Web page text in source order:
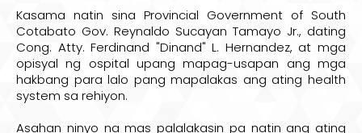
Kasama natin sina Provincial Government of South
Cotabato Gov. Reynaldo Sucayan Tamayo Jr., dating
Cong. Atty. Ferdinand "Dinand" L. Hernandez, at mga
opisyal ng ospital upang mapag-usapan ang mga
hakbang para lalo pang mapalakas ang ating health
system sa rehiyon.
Asahan ninyo na mas palalakasin pa natin ang ating